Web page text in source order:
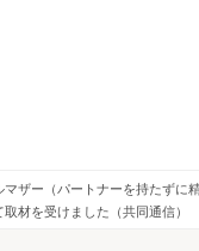
マザー（パートナーを持たずに
材を受けました（共同通信）